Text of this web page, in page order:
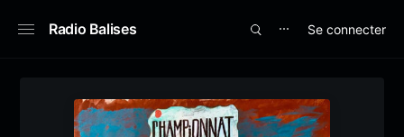
Radio Balises ⋯ Se connecter